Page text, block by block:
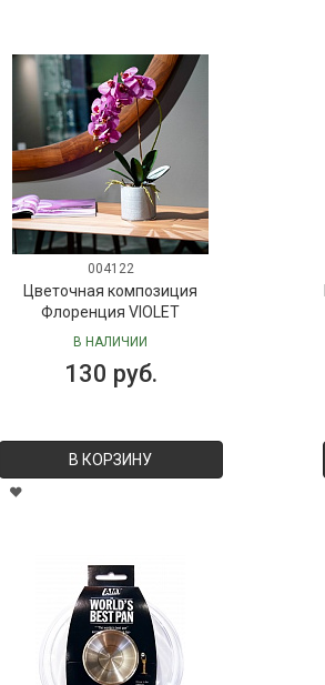
004122
Цветочная композиция
Флоренция VIOLET
В НАЛИЧИИ
130 руб.
В КОРЗИНУ